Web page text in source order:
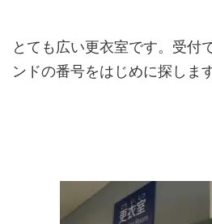
とても広い更衣室です。受付
ンドの番号をはじめに探します